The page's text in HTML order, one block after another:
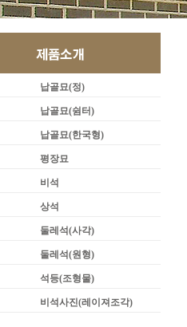
납골묘(정)
납골묘(쉼터)
납골묘(한국형)
평장묘
비석
상석
둘레석(사각)
둘레석(원형)
석등(조형물)
비석사진(레이져조각)